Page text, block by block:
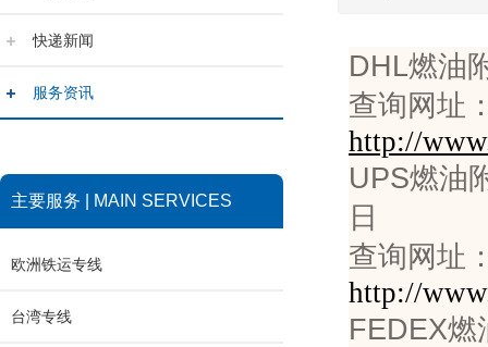
快递新闻
服务资讯
主要服务 | MAIN SERVICES
欧洲铁运专线
台湾专线
DHL燃油
查询网址
http://
UPS燃油
查询网址
http://
FEDEX燃